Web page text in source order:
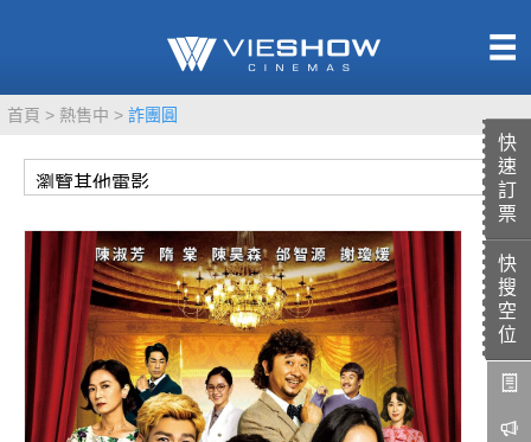
快
速
訂
票
快
搜
空
位
首頁 熱售中 詐團圓
TITAN SCREEN
MUCROWN
IMAX
4DX
VR 演唱會
GOLD CLASS
影城餐飲
UNICORN